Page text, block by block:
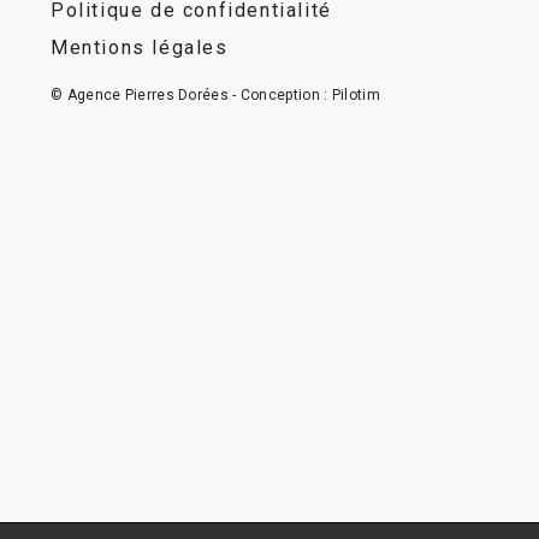
Politique de confidentialité
Mentions légales
© Agence Pierres Dorées - Conception : Pilotim